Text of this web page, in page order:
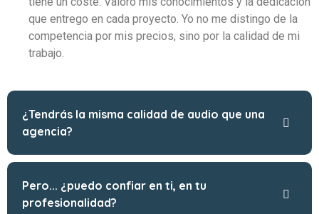
que entrego en cada proyecto. Yo no me distingo de la
competencia por mis precios, sino por la calidad de mi
trabajo.
¿Tendrás la misma calidad de audio que una
agencia?
Pero... ¿puedo confiar en ti, en tu
profesionalidad?